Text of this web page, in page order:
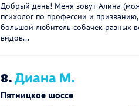
Добрый день! Меня зовут Алина
психолог по профессии и
большой любитель собачек разных
видов...
8.Диана М.
Пятницкое шоссе